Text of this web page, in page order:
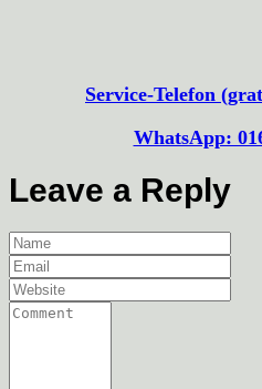
Service-Telefon
WhatsApp:
Leave a Reply